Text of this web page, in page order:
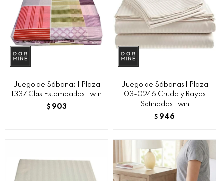
Juego de Sábanas 1 Plaza
1337 Clas Estampadas Twin
$ 903
Juego de Sábanas 1 Plaza
03-0246 Cruda y Rayas
Satinadas Twin
$ 946